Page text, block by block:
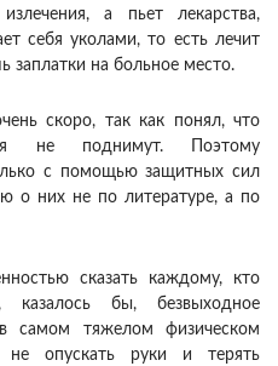
а пьет лекарства,
себя уколами, то есть лечит
заплатки на больное место.
скоро, так как понял, что
не поднимут. Поэтому
с помощью защитных сил
о них не по литературе, а по
сказать каждому, кто
бы, безвыходное
самом тяжелом физическом
не опускать руки и терять